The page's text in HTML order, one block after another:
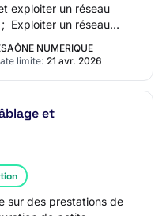
exploiter un réseau
Exploiter un réseau
NUMERIQUE
limite: 21 avr. 2026
et
sur des prestations de